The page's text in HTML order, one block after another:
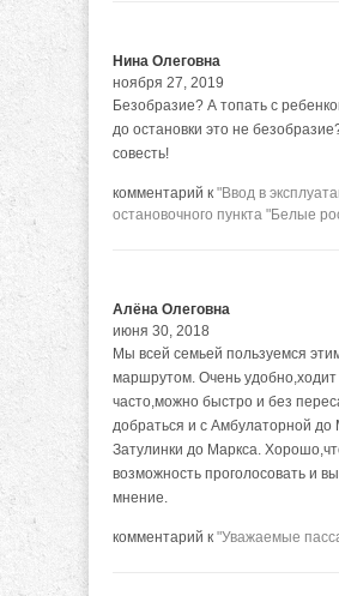
Нина Олеговна
ноября 27, 2019
Безобразие? А топать с
до остановки это не
совесть!
комментарий к "Ввод в
остановочного пункта "Белые
Алёна Олеговна
июня 30, 2018
Мы всей семьей пользуемся
маршрутом. Очень удобно,ходит
часто,можно быстро и без
добраться и с Амбулаторной до
Затулинки до Маркса.
возможность проголосовать и
мнение.
комментарий к "Уважаемые